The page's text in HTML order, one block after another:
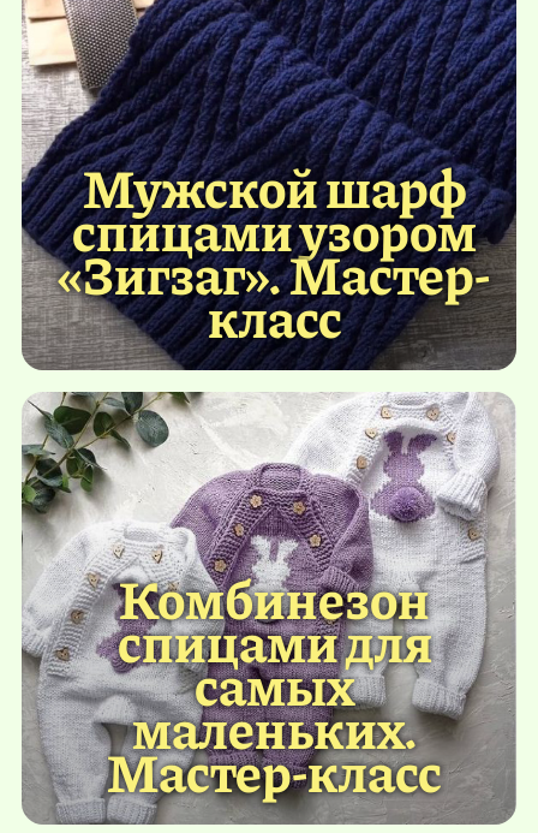
Мужской шарф
спицами узором
«Зигзаг». Мастер-
класс
Комбинезон
спицами для
самых
маленьких.
Мастер-класс